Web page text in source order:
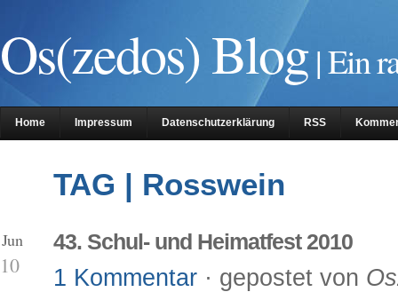
Os(zedos) Blog| Ein
Home Impressum Datenschutzerklärung RSS
TAG | Rosswein
43. Schul- und Heimatfest 2010
1 Kommentar · gepostet von